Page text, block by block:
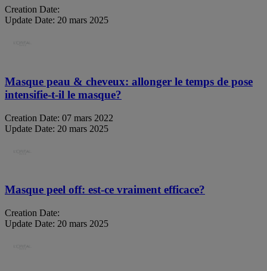
Creation Date:
Update Date: 20 mars 2025
Masque peau & cheveux: allonger le temps de pose
intensifie-t-il le masque?
Creation Date: 07 mars 2022
Update Date: 20 mars 2025
Masque peel off: est-ce vraiment efficace?
Creation Date:
Update Date: 20 mars 2025